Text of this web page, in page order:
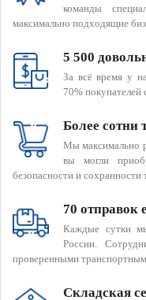
команды
максимально подходящие
5 500
За всё время у
70% покупателей
Более сотни
Мы максимально
вы могли
безопасности и сохранности
70 отправок
Каждые сутки
России.
проверенными
Складская